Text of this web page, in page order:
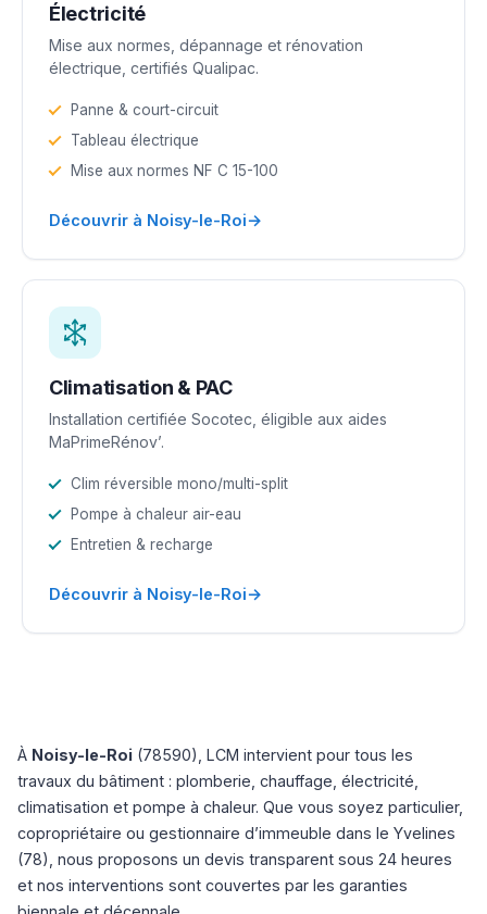
Électricité
Mise aux normes, dépannage et rénovation
électrique, certifiés Qualipac.
Panne & court-circuit
Tableau électrique
Mise aux normes NF C 15-100
Découvrir à Noisy-le-Roi→
Climatisation & PAC
Installation certifiée Socotec, éligible aux aides
MaPrimeRénov’.
Clim réversible mono/multi-split
Pompe à chaleur air-eau
Entretien & recharge
Découvrir à Noisy-le-Roi→
À Noisy-le-Roi (78590), LCM intervient pour tous les
travaux du bâtiment : plomberie, chauffage, électricité,
climatisation et pompe à chaleur. Que vous soyez particulier,
copropriétaire ou gestionnaire d’immeuble dans le Yvelines
(78), nous proposons un devis transparent sous 24 heures
et nos interventions sont couvertes par les garanties